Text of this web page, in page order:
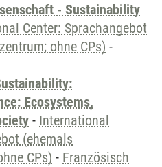
- Sustainability
Center: Sprachangebot
ohne CPs) -
Ecosystems,
- International
(ehemals
CPs) - Französisch